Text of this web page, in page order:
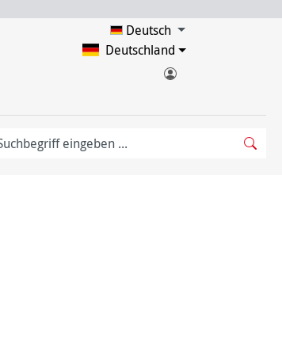
Deutsch
Deutschland